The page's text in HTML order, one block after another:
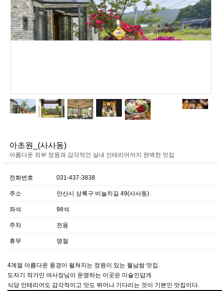
아초원_(사사동)
아름다운 외부 정원과 감각적인 실내 인테리어까지 완벽한 맛집
전화번호 031-437-3838
주소 안산시 상록구 비늘치길 49(사사동)
좌석 98석
주차 전용
휴무 명절
4계절 아름다운 풍경이 펼쳐지는 정원이 있는 월남쌈 맛집.
도자기 작가인 여사장님이 운영하는 이곳은 미술인답게
식당 인테리어도 감각적이고 맛도 뛰어나 기다리는 것이 기본인 맛집이다.